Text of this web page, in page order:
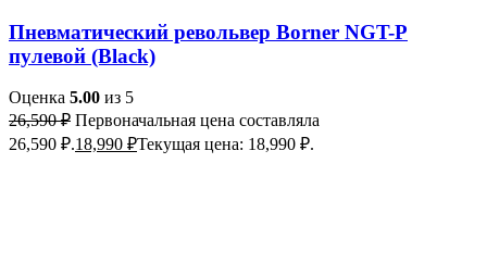
Пневматический револьвер Borner NGT-P
пулевой (Black)
Оценка 5.00 из 5
26,590₽ Первоначальная цена составляла
26,590 ₽.18,990 ₽Текущая цена: 18,990 ₽.